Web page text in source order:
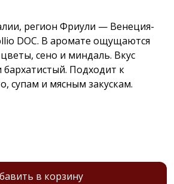
регион Фриули — Венеция-
DOC. В аромате ощущаются
сено и миндаль. Вкус
Подходит к
супам и мясным закускам.
в корзину